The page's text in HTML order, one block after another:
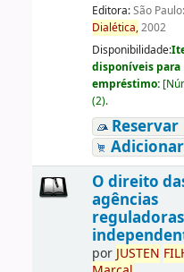
Editora:São Paulo:
Dialética,2002
Disponibilidade:
disponíveis para
empréstimo: [
(2).
Reservar
O direito
agências
reguladoras
por JUSTEN